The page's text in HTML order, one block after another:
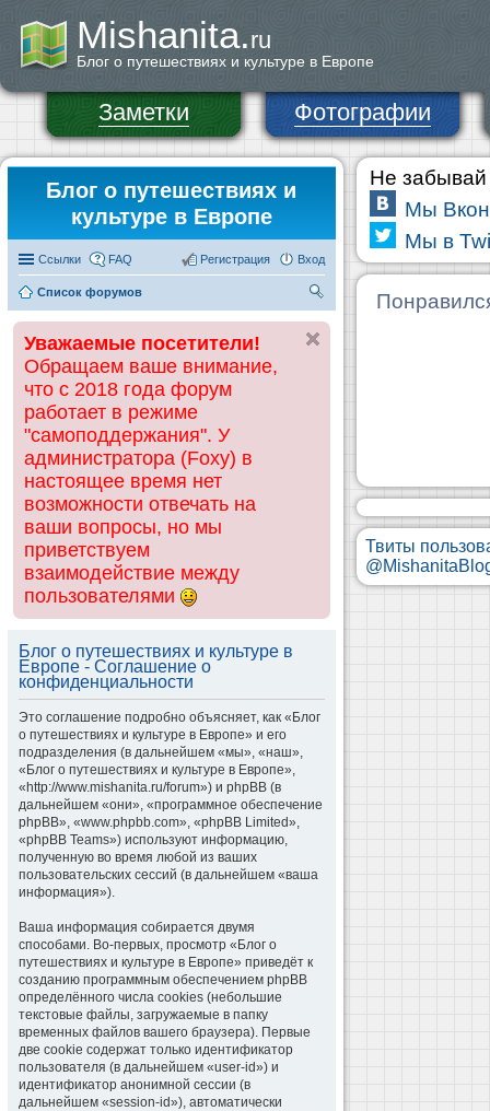
Mishanita.ru
Блог о путешествиях и культуре в Европе
Заметки Фотографии
Блог о путешествиях и
культуре в Европе
Ссылки FAQ Вход
Регистрация
Список форумов
ск
Уважаемые посетители!
Обращаем ваше внимание,
что с 2018 года форум
работает в режиме
"самоподдержания". У
администратора (Foxy) в
настоящее время нет
возможности отвечать на
ваши вопросы, но мы
приветствуем
взаимодействие между
пользователями
Блог о путешествиях и культуре в
Европе - Соглашение о
конфиденциальности
Это соглашение подробно объясняет, как «Блог
о путешествиях и культуре в Европе» и его
подразделения (в дальнейшем «мы», «наш»,
«Блог о путешествиях и культуре в Европе»,
«http://www.mishanita.ru/forum») и phpBB (в
дальнейшем «они», «программное обеспечение
phpBB», «www.phpbb.com», «phpBB Limited»,
«phpBB Teams») используют информацию,
полученную во время любой из ваших
пользовательских сессий (в дальнейшем «ваша
информация»).
Ваша информация собирается двумя
способами. Во-первых, просмотр «Блог о
путешествиях и культуре в Европе» приведёт к
созданию программным обеспечением phpBB
определённого числа cookies (небольшие
текстовые файлы, загружаемые в папку
временных файлов вашего браузера). Первые
две cookie содержат только идентификатор
пользователя (в дальнейшем «user-id») и
идентификатор анонимной сессии (в
дальнейшем «session-id»), автоматически
Не забывай
Мы
Мы в
Твиты